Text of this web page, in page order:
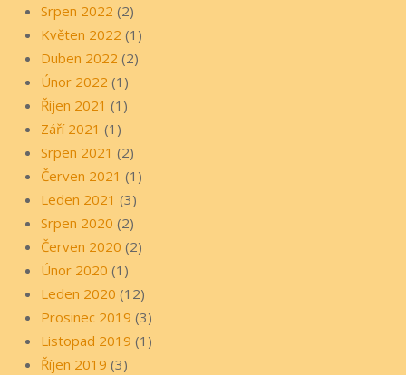
Srpen 2022 (2)
Květen 2022 (1)
Duben 2022 (2)
Únor 2022 (1)
Říjen 2021 (1)
Září 2021 (1)
Srpen 2021 (2)
Červen 2021 (1)
Leden 2021 (3)
Srpen 2020 (2)
Červen 2020 (2)
Únor 2020 (1)
Leden 2020 (12)
Prosinec 2019 (3)
Listopad 2019 (1)
Říjen 2019 (3)